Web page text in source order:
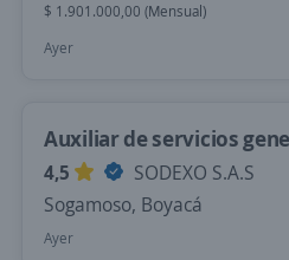
$ 1.901.000,00 (Mensual)
Ayer
Auxiliar de servicios
4,5
SODEXO S.A.S
Sogamoso, Boyacá
Ayer